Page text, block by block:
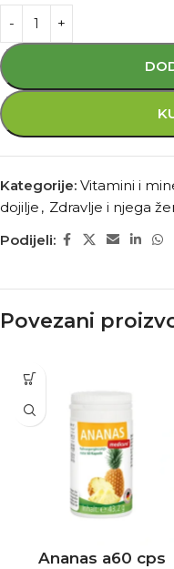
Kategorije: Vitamini i
dojilje , Zdravlje i njega
Podijeli:
Povezani
Ananas a60 cps